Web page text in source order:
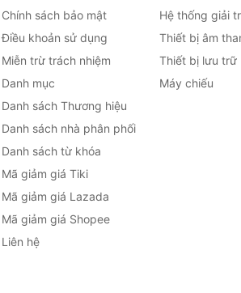
Chính sách bảo mật
Điều khoản sử dụng
Miễn trừ trách nhiệm
Danh mục
Danh sách Thương hiệu
Danh sách nhà phân phối
Danh sách từ khóa
Mã giảm giá Tiki
Mã giảm giá Lazada
Mã giảm giá Shopee
Liên hệ
Hệ thống giải
Thiết bị âm
Thiết bị lưu trữ
Máy chiếu